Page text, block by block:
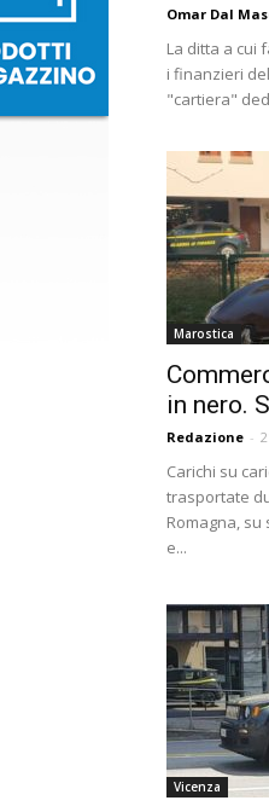
Omar Dal
La ditta a cui
i finanzieri
"cartiera"
Marostica
in nero.
Redazione -
Carichi su
trasportate
Romagna,
e...
Vicenza